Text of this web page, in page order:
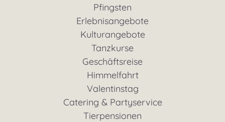
Pfingsten
Erlebnisangebote
Kulturangebote
Tanzkurse
Geschäftsreise
Himmelfahrt
Valentinstag
Catering & Partyservice
Tierpensionen